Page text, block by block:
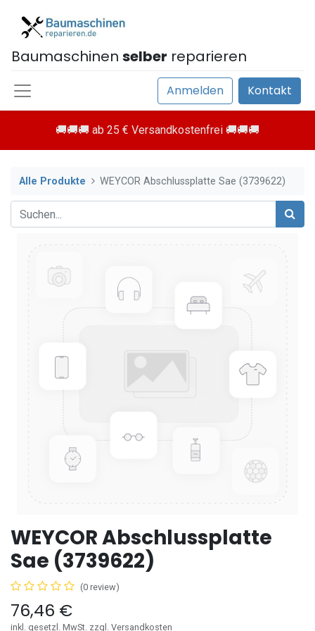
Baumaschinen selber reparieren
Anmelden Kontakt
🚚🚚🚚 ab 25 € Versandkostenfrei 🚚🚚🚚
Alle Produkte WEYCOR Abschlussplatte Sae (3739622)
WEYCOR Abschlussplatte
Sae (3739622)
(0 review)
76,46 €
inkl. gesetzl. MwSt. zzgl. Versandkosten